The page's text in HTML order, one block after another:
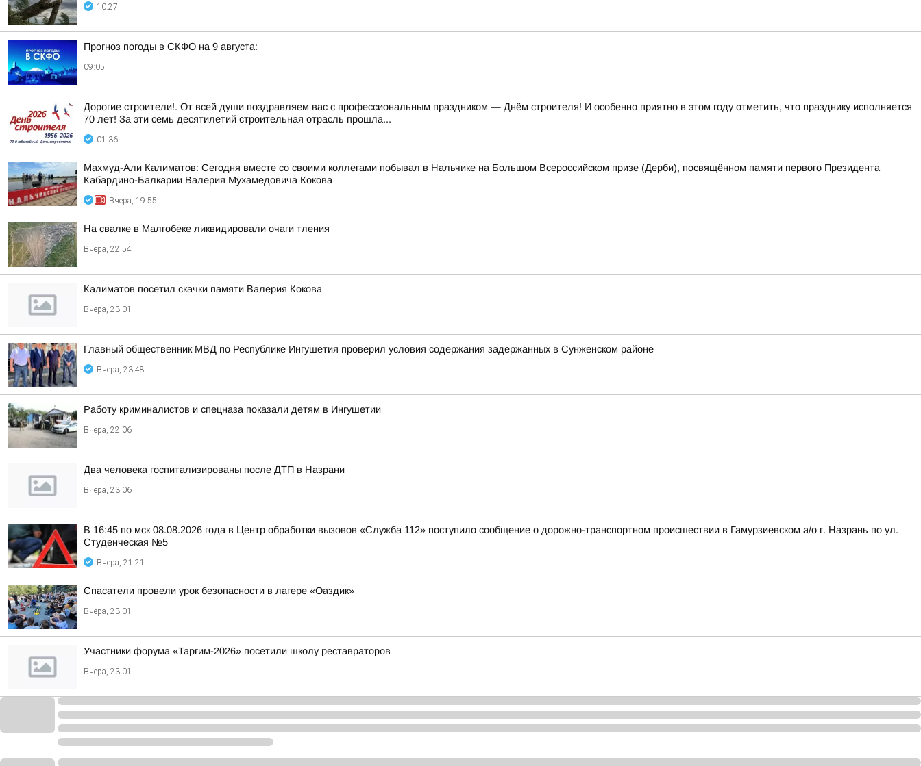
10:27
Прогноз погоды в СКФО на 9 августа:
09:05
Дорогие строители!. От всей души поздравляем вас с профессиональным праздником — Днём строителя! И особенно приятно в этом году отметить, что празднику исполняется
70 лет! За эти семь десятилетий строительная отрасль прошла...
01:36
Махмуд-Али Калиматов: Сегодня вместе со своими коллегами побывал в Нальчике на Большом Всероссийском призе (Дерби), посвящённом памяти первого Президента
Кабардино-Балкарии Валерия Мухамедовича Кокова
Вчера, 19:55
На свалке в Малгобеке ликвидировали очаги тления
Вчера, 22:54
Калиматов посетил скачки памяти Валерия Кокова
Вчера, 23:01
Главный общественник МВД по Республике Ингушетия проверил условия содержания задержанных в Сунженском районе
Вчера, 23:48
Работу криминалистов и спецназа показали детям в Ингушетии
Вчера, 22:06
Два человека госпитализированы после ДТП в Назрани
Вчера, 23:06
В 16:45 по мск 08.08.2026 года в Центр обработки вызовов «Служба 112» поступило сообщение о дорожно-транспортном происшествии в Гамурзиевском а/о г. Назрань по ул.
Студенческая №5
Вчера, 21:21
Спасатели провели урок безопасности в лагере «Оаздик»
Вчера, 23:01
Участники форума «Таргим-2026» посетили школу реставраторов
Вчера, 23:01